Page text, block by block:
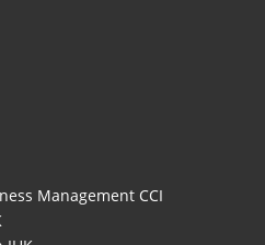
Management CCI